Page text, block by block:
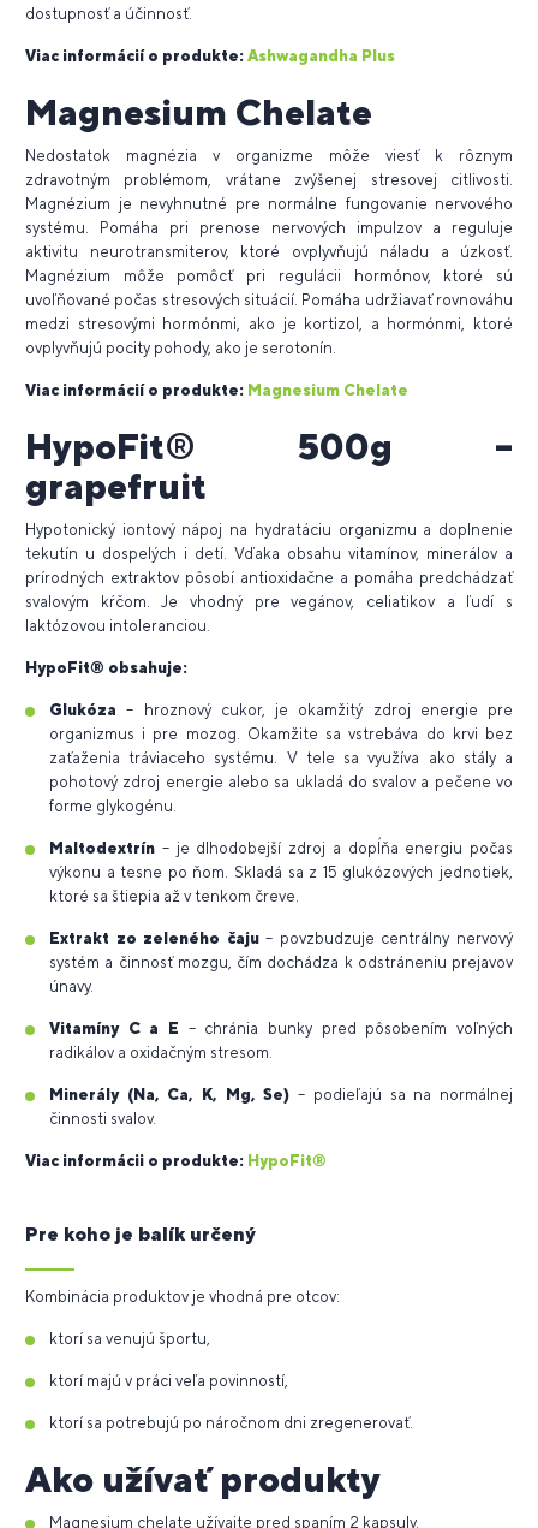
dostupnosť a účinnosť.
Viac informácií o produkte: Ashwagandha Plus
Magnesium Chelate
Nedostatok magnézia v organizme môže viesť k rôznym
zdravotným problémom, vrátane zvýšenej stresovej citlivosti.
Magnézium je nevyhnutné pre normálne fungovanie nervového
systému. Pomáha pri prenose nervových impulzov a reguluje
aktivitu neurotransmiterov, ktoré ovplyvňujú náladu a úzkosť.
Magnézium môže pomôcť pri regulácii hormónov, ktoré sú
uvoľňované počas stresových situácií. Pomáha udržiavať rovnováhu
medzi stresovými hormónmi, ako je kortizol, a hormónmi, ktoré
ovplyvňujú pocity pohody, ako je serotonín.
Viac informácií o produkte: Magnesium Chelate
HypoFit® 500g –
grapefruit
Hypotonický iontový nápoj na hydratáciu organizmu a doplnenie
tekutín u dospelých i detí. Vďaka obsahu vitamínov, minerálov a
prírodných extraktov pôsobí antioxidačne a pomáha predchádzať
svalovým kŕčom. Je vhodný pre vegánov, celiatikov a ľudí s
laktózovou intoleranciou.
HypoFit® obsahuje:
Glukóza – hroznový cukor, je okamžitý zdroj energie pre
organizmus i pre mozog. Okamžite sa vstrebáva do krvi bez
zaťaženia tráviaceho systému. V tele sa využíva ako stály a
pohotový zdroj energie alebo sa ukladá do svalov a pečene vo
forme glykogénu.
Maltodextrín – je dlhodobejší zdroj a dopĺňa energiu počas
výkonu a tesne po ňom. Skladá sa z 15 glukózových jednotiek,
ktoré sa štiepia až v tenkom čreve.
Extrakt zo zeleného čaju– povzbudzuje centrálny nervový
systém a činnosť mozgu, čím dochádza k odstráneniu prejavov
únavy.
Vitamíny C a E – chránia bunky pred pôsobením voľných
radikálov a oxidačným stresom.
Minerály (Na, Ca, K, Mg, Se)– podieľajú sa na normálnej
činnosti svalov.
Viac informácii o produkte: HypoFit®
Pre koho je balík určený
Kombinácia produktov je vhodná pre otcov:
ktorí sa venujú športu,
ktorí majú v práci veľa povinností,
ktorí sa potrebujú po náročnom dni zregenerovať.
Ako užívať produkty
Magnesium chelate užívajte pred spaním 2 kapsuly.